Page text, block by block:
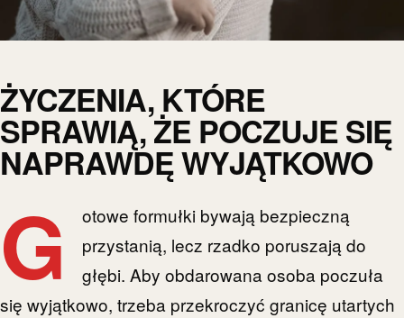
ŻYCZENIA, KTÓRE
SPRAWIĄ, ŻE POCZUJE SIĘ
NAPRAWDĘ WYJĄTKOWO
G
otowe formułki bywają bezpieczną
przystanią, lecz rzadko poruszają do
głębi. Aby obdarowana osoba poczuła
się wyjątkowo, trzeba przekroczyć granicę utartych